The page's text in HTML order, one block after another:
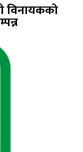
विनायकको